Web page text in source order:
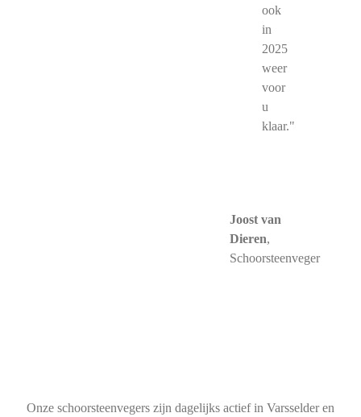
ook
in
2025
weer
voor
u
klaar."
Joost van
Dieren,
Schoorsteenveger
Onze schoorsteenvegers zijn dagelijks actief in Varsselder en